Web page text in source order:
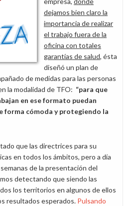
dejamos bien claro la
importancia de realizar
el trabajo fuera de la
oficina con totales
garantías de salud, ésta
diseñó un plan de
de medidas para las personas
la modalidad de TFO: “para que
en ese formato puedan
forma cómoda y protegiendo la
que las directrices para su
en todos los ámbitos, pero a día
de la presentación del
detectando que siendo las
los territorios en algunos de ellos
resultados esperados. Pulsando